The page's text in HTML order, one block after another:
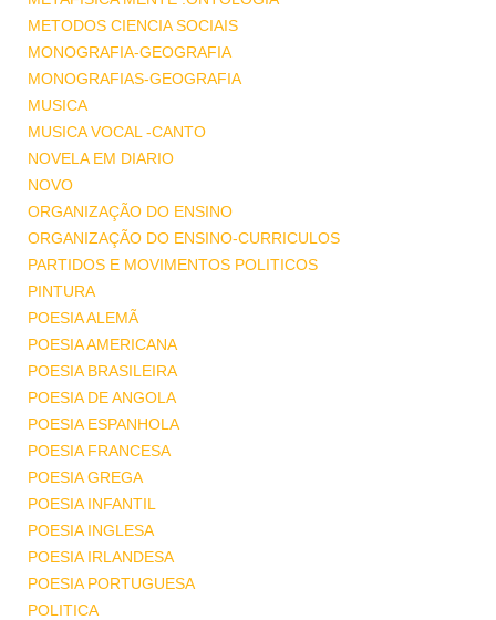
METODOS CIENCIA SOCIAIS
MONOGRAFIA-GEOGRAFIA
MONOGRAFIAS-GEOGRAFIA
MUSICA
MUSICA VOCAL -CANTO
NOVELA EM DIARIO
NOVO
ORGANIZAÇÃO DO ENSINO
ORGANIZAÇÃO DO ENSINO-CURRICULOS
PARTIDOS E MOVIMENTOS POLITICOS
PINTURA
POESIA ALEMÃ
POESIA AMERICANA
POESIA BRASILEIRA
POESIA DE ANGOLA
POESIA ESPANHOLA
POESIA FRANCESA
POESIA GREGA
POESIA INFANTIL
POESIA INGLESA
POESIA IRLANDESA
POESIA PORTUGUESA
POLITICA